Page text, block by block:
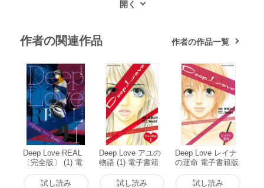
作者の関連作品 作者の作品一覧
Deep Love REAL
〔完全版〕 (1) 電
子書籍版
試し読み
Deep Love アユの
物語 (1) 電子書籍
試し読み
Deep Love レイナ
の運命 電子書籍版
試し読み